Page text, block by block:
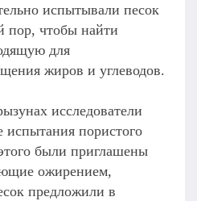
испытывали песок
пор, чтобы найти
для
жиров и углеводов.
исследователи
испытания пористого
были приглашены
ожирением,
предложили в